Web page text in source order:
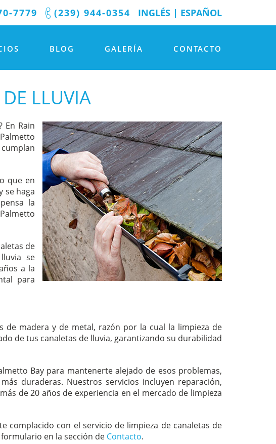
INGLÉS | ESPAÑOL
(239) 944-0354
7779
BLOG GALERÍA CONTACTO
LLUVIA
En Rain
que en
se haga
la
de
se
a la
para
de madera y de metal, razón por la cual la limpieza de
de tus canaletas de lluvia, garantizando su durabilidad
Bay para mantenerte alejado de esos problemas,
duraderas. Nuestros servicios incluyen reparación,
de 20 años de experiencia en el mercado de limpieza
complacido con el servicio de limpieza de canaletas de
en la sección de Contacto.